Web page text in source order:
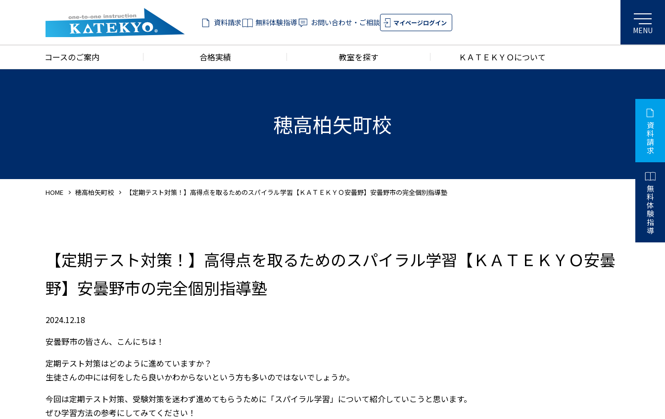
資料請求 無料体験指導 お問い合わせ・ご相談 マイページログイン
コースのご案内 合格実績 教室を探す ＫＡＴＥＫＹＯについて
穂高柏矢町校
HOME 穂高柏矢町校 【定期テスト対策！】高得点を取るためのスパイラル学習【ＫＡＴＥＫＹＯ安曇野】安曇野市の完全個別指導塾
【定期テスト対策！】高得点を取るためのスパイラル学習【ＫＡＴＥＫＹＯ安曇
野】安曇野市の完全個別指導塾
2024.12.18
安曇野市の皆さん、こんにちは！
定期テスト対策はどのように進めていますか？
生徒さんの中には何をしたら良いかわからないという方も多いのではないでしょうか。
今回は定期テスト対策、受験対策を迷わず進めてもらうために「スパイラル学習」について紹介していこうと思います。
ぜひ学習方法の参考にしてみてください！
資
料
請
求
無
料
体
験
指
導